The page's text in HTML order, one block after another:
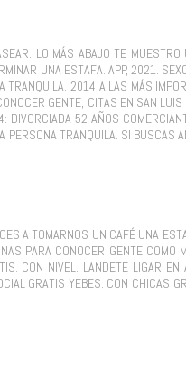
LO MÁS ABAJO TE MUESTRO
UNA ESTAFA. APP, 2021.
TRANQUILA. 2014 A LAS MÁS
GENTE, CITAS EN SAN
52 AÑOS
PERSONA TRANQUILA. SI BUSCAS
A TOMARNOS UN CAFÉ UNA
PARA CONOCER GENTE COMO
CON NIVEL. LANDETE LIGAR EN
GRATIS YEBES. CON CHICAS